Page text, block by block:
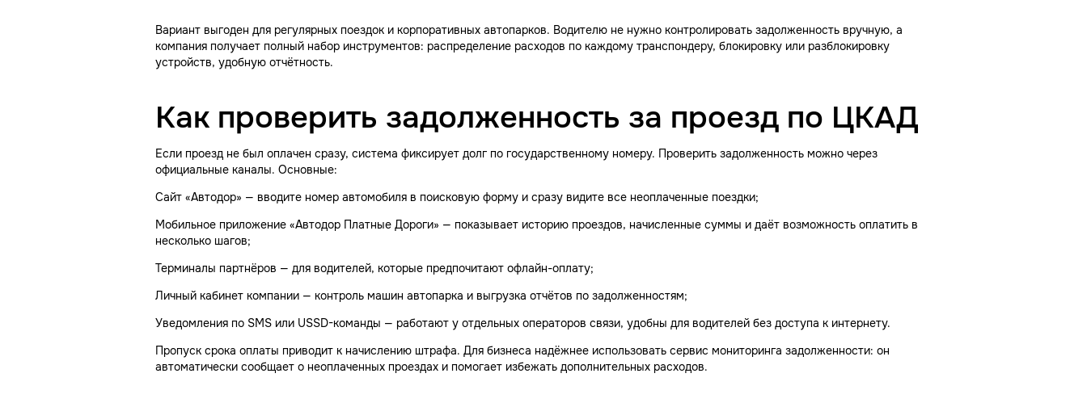
Вариант выгоден для регулярных поездок и корпоративных автопарков. Водителю не нужно контролировать задолженность вручную, а
компания получает полный набор инструментов: распределение расходов по каждому транспондеру, блокировку или разблокировку
устройств, удобную отчётность.
Как проверить задолженность за проезд по ЦКАД
Если проезд не был оплачен сразу, система фиксирует долг по государственному номеру. Проверить задолженность можно через
официальные каналы. Основные:
Сайт «Автодор» — вводите номер автомобиля в поисковую форму и сразу видите все неоплаченные поездки;
Мобильное приложение «Автодор Платные Дороги» — показывает историю проездов, начисленные суммы и даёт возможность оплатить в
несколько шагов;
Терминалы партнёров — для водителей, которые предпочитают офлайн-оплату;
Личный кабинет компании — контроль машин автопарка и выгрузка отчётов по задолженностям;
Уведомления по SMS или USSD-команды — работают у отдельных операторов связи, удобны для водителей без доступа к интернету.
Пропуск срока оплаты приводит к начислению штрафа. Для бизнеса надёжнее использовать сервис мониторинга задолженности: он
автоматически сообщает о неоплаченных проездах и помогает избежать дополнительных расходов.